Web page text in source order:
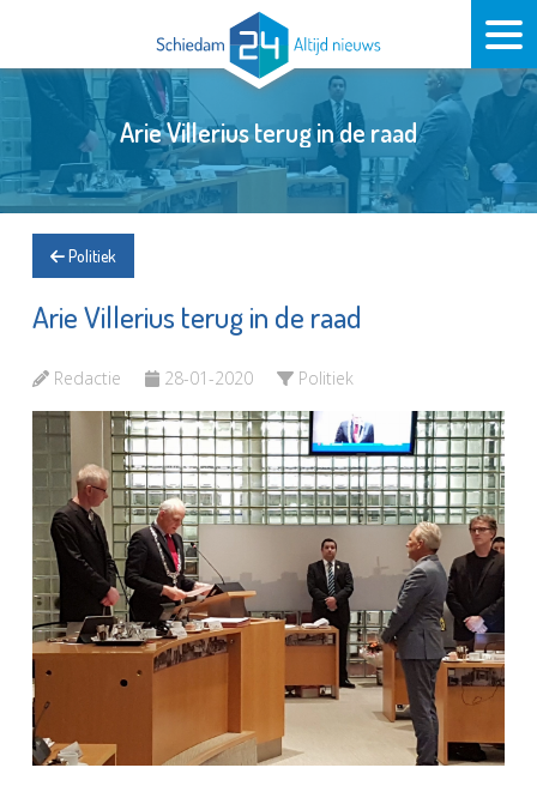
Arie Villerius terug in de raad
Politiek
Arie Villerius terug in de raad
Redactie 28-01-2020 Politiek